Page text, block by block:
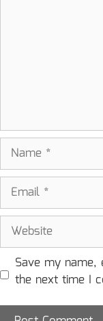
Name
Email
Website
Save my
the next time I